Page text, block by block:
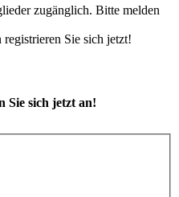
zugänglich. Bitte melden
Sie sich jetzt!
Sie sich jetzt an!